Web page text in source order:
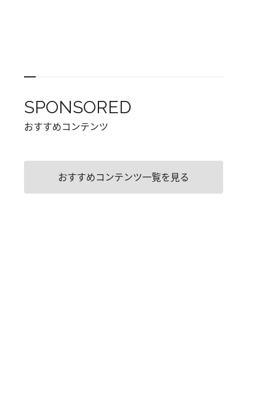
SPONSORED
おすすめコンテンツ
おすすめコンテンツ一覧を見る